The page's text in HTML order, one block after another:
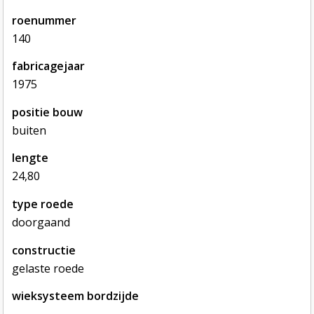
roenummer
140
fabricagejaar
1975
positie bouw
buiten
lengte
24,80
type roede
doorgaand
constructie
gelaste roede
wieksysteem bordzijde